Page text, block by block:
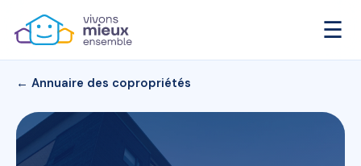
☰
← Annuaire des copropriétés